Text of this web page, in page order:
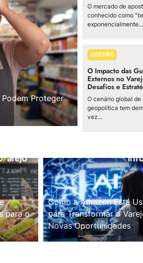
Proteger
O mercado de
conhecido como
exponencialmente...
GESTÃO
O Impacto das
Externos no
Desafios e
O cenário global
geopolítica tem
vez...
para o
Como a Amazon Está
para Transformar o
Novas Oportunidades